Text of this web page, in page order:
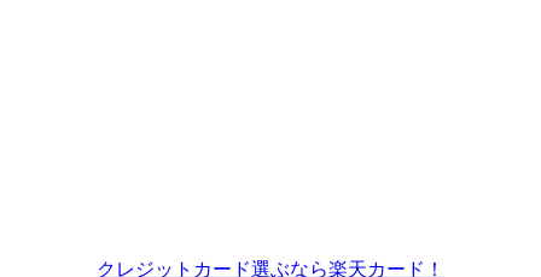
クレジットカード選ぶなら楽天カード！